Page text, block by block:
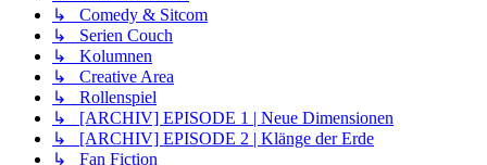
↳ Comedy & Sitcom
↳ Serien Couch
↳ Kolumnen
↳ Creative Area
↳ Rollenspiel
↳ [ARCHIV] EPISODE 1 | Neue Dimensionen
↳ [ARCHIV] EPISODE 2 | Klänge der Erde
↳ Fan Fiction